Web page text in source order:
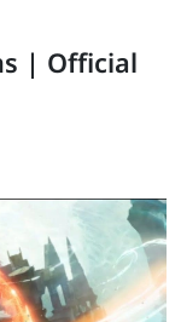
| Official